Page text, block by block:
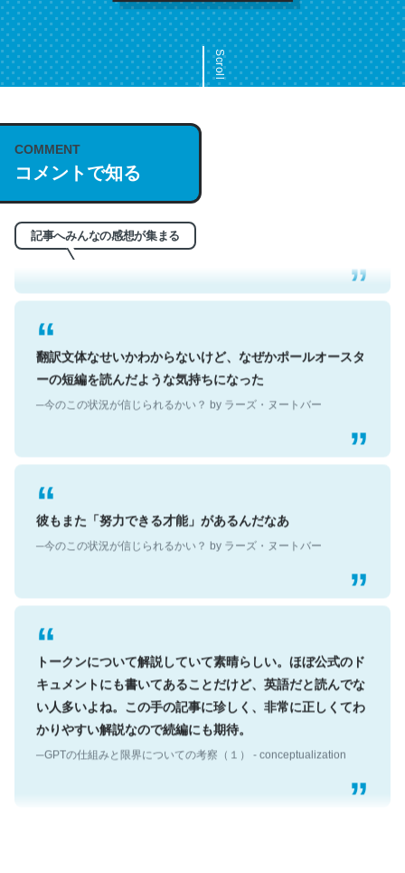
Scroll
COMMENT
コメントで知る
記事へみんなの感想が集まる
これは名文。彼はとてもクレバーなんだろうなと凄く思
う。英語少しでも読める人は原文もお勧め。自分はこの流
れ好き。Let’s Fucking Go. Then Covid hit. Shit.
─今のこの状況が信じられるかい？ by ラーズ・ヌートバー
翻訳文体なせいかわからないけど、なぜかポールオースタ
ーの短編を読んだような気持ちになった
─今のこの状況が信じられるかい？ by ラーズ・ヌートバー
彼もまた「努力できる才能」があるんだなあ
─今のこの状況が信じられるかい？ by ラーズ・ヌートバー
トークンについて解説していて素晴らしい。ほぼ公式のド
キュメントにも書いてあることだけど、英語だと読んでな
い人多いよね。この手の記事に珍しく、非常に正しくてわ
かりやすい解説なので続編にも期待。
─GPTの仕組みと限界についての考察（１） - conceptualization